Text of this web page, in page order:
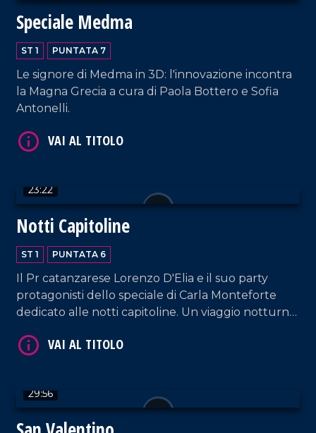
Speciale Medma
ST 1 PUNTATA 7
Le signore di Medma in 3D: l'innovazione incontra
la Magna Grecia a cura di Paola Bottero e Sofia
Antonelli.
23:22
Notti Capitoline
ST 1 PUNTATA 6
Il Pr catanzarese Lorenzo D'Elia e il suo party
protagonisti dello speciale di Carla Monteforte
dedicato alle notti capitoline. Un viaggio notturno
29:56
VAI AL TITOLO
VAI AL TITOLO
VAI AL TITOLO